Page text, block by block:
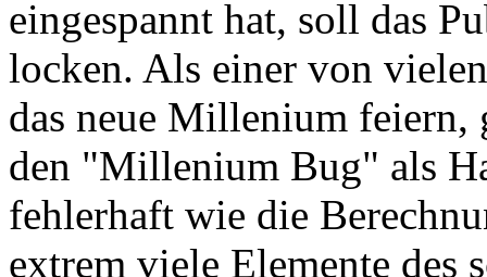
eingespannt hat, soll das
locken. Als einer von
das neue Millenium
den "Millenium Bug" als
fehlerhaft wie die
extrem viele Elemente des